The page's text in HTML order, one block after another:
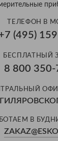
ТЕЛЕФОН В
(495)
БЕСПЛАТНЫЙ
8 800 350-
В